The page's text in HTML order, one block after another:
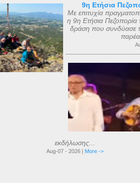
Αλεξανδρείας 318, και ο
9η Ετήσια
Με επιτυχία
η 9η Ετήσια
δράση που συνδύασε
παρέα
εκδήλωσης...
Aug-07 - 2026 | More ->